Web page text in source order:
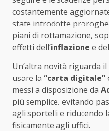
costantemente
state introdotte
piani di rottamazione,
effetti dell’inflazione e
Un’altra novità riguarda
usare la “carta digitale”
messi a disposizione da
più semplice, evitando
agli sportelli e riducendo
fisicamente agli uffici.